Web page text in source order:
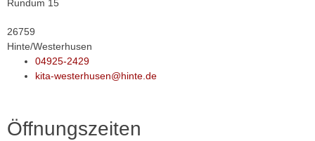
Rundum 15
26759
Hinte/Westerhusen
04925-2429
kita-westerhusen@hinte.de
Öffnungszeiten